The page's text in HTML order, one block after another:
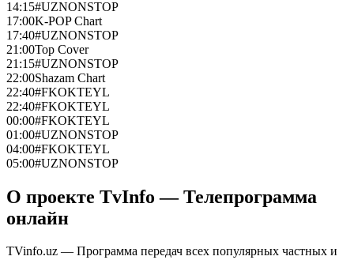
14:15#UZNONSTOP
17:00K-POP Chart
17:40#UZNONSTOP
21:00Top Cover
21:15#UZNONSTOP
22:00Shazam Chart
22:40#FKOKTEYL
22:40#FKOKTEYL
00:00#FKOKTEYL
01:00#UZNONSTOP
04:00#FKOKTEYL
05:00#UZNONSTOP
О проекте TvInfo — Телепрограмма
онлайн
TVinfo.uz — Программа передач всех популярных частных и